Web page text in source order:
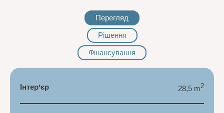
Перегляд
Рішення
Фінансування
Інтер’єр 28,5 m2